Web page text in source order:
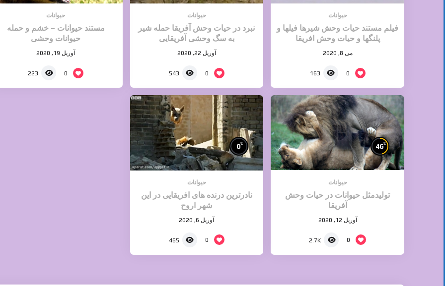
حیوانات
فیلم مستند حیات وحش شیرها فیلها و
پلنگها و حیات وحش افریقا
می 8, 2020
0
163
حیوانات
نبرد در حیات وحش آفریقا حمله شیر
به سگ وحشی آفریقایی
آوریل 22, 2020
0
543
حیوانات
مستند حیوانات – خشم و حمله
حیوانات وحشی
آوریل 19, 2020
0
223
46%
حیوانات
تولیدمثل حیوانات در حیات وحش
آفریقا
آوریل 12, 2020
0
2.7K
0%
حیوانات
نادرترین درنده های افریقایی در این
شهر اروح
آوریل 6, 2020
0
465